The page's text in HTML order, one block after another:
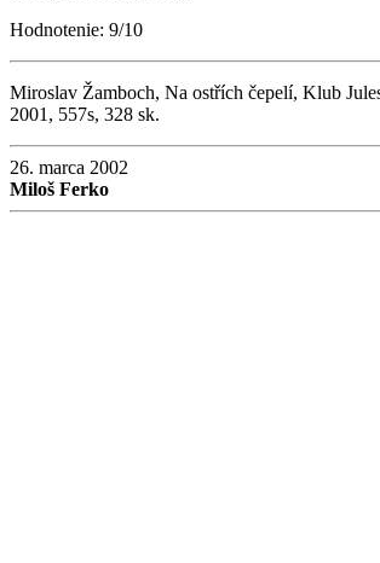
Hodnotenie: 9/10
Miroslav Žamboch, Na ostřích čepelí, Klub
2001, 557s, 328 sk.
26. marca 2002
Miloš Ferko